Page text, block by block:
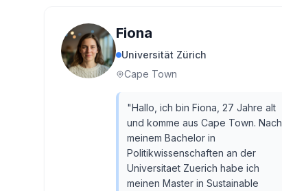
Fiona
Universität Zürich
Cape Town
"Hallo, ich bin Fiona, 27 Jahre alt
und komme aus Cape Town. Nach
meinem Bachelor in
Politikwissenschaften an der
Universitaet Zuerich habe ich
meinen Master in Sustainable